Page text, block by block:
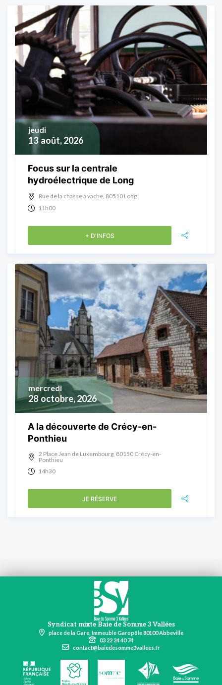
13 août, 2026
jeudi
Focus sur la centrale
hydroélectrique de Long
Rue de la chasse à vache, 80510 Long
11h00
+ D'INFOS
28 octobre, 2026
mercredi
A la découverte de Crécy-en-
Ponthieu
2 Place Jean de Luxembourg, 80150 Crécy-en-
Ponthieu
14h30
JE RÉSERVE
Syndicat mixte Baie de Somme 3 Vallées
place de la Gare, Immeuble Garopôle 80100 Abbeville
03 22 24 40 74
contact@baiedesomme3vallees.fr